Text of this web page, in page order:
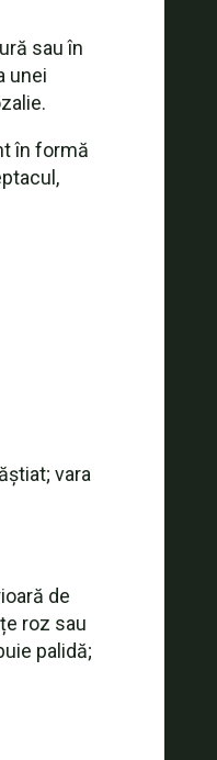
sau în
unei
în formă
vara
de
roz sau
palidă;